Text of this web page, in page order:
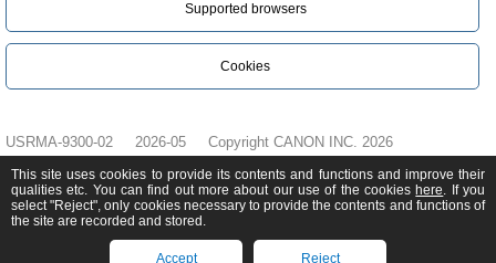
Supported browsers
Cookies
USRMA-9300-02 2026-05 Copyright CANON INC. 2026
This site uses cookies to provide its contents and functions and improve their
qualities etc. You can find out more about our use of the cookies here. If you
select "Reject", only cookies necessary to provide the contents and functions of
the site are recorded and stored.
Accept Reject